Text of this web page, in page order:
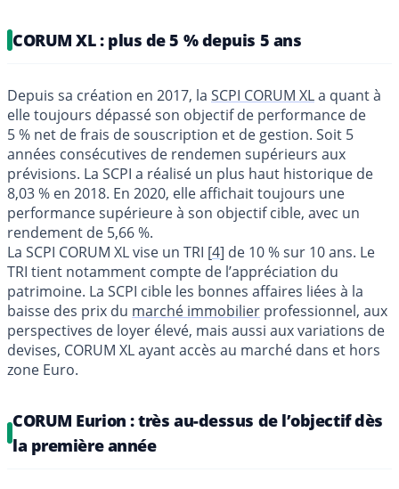
CORUM XL : plus de 5 % depuis 5 ans
Depuis sa création en 2017, la SCPI CORUM XLa quant à
elle toujours dépassé son objectif de performance de
5 % net de frais de souscription et de gestion. Soit 5
années consécutives de rendemen supérieurs aux
prévisions. La SCPI a réalisé un plus haut historique de
8,03 % en 2018. En 2020, elle affichait toujours une
performance supérieure à son objectif cible, avec un
rendement de 5,66 %.
La SCPI CORUM XL vise un TRI [4] de 10 % sur 10 ans. Le
TRI tient notamment compte de l’appréciation du
patrimoine. La SCPI cible les bonnes affaires liées à la
baisse des prix du marché immobilier professionnel, aux
perspectives de loyer élevé, mais aussi aux variations de
devises, CORUM XL ayant accès au marché dans et hors
zone Euro.
CORUM Eurion : très au-dessus de l’objectif dès
la première année